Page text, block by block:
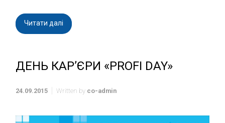
Читати далі
ДЕНЬ КАР’ЄРИ «PROFІ DAY»
24.09.2015 Written by co-admin